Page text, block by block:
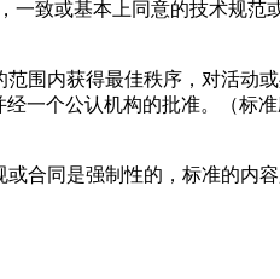
致或基本上同意的技术规范
范围内获得最佳秩序，对活动
一个公认机构的批准。（标
合同是强制性的，标准的内